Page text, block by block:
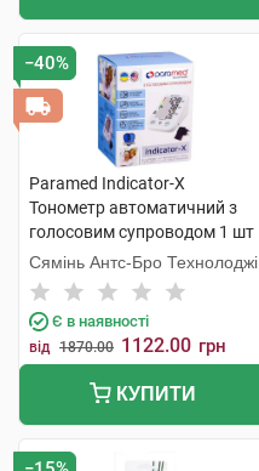
−40%
Paramed Indicator-X
Тонометр автоматичний з
голосовим супроводом 1 шт
Сямінь Антс-Бро Технолоджі
Є в наявності
від 1870.00 1122.00 грн
КУПИТИ